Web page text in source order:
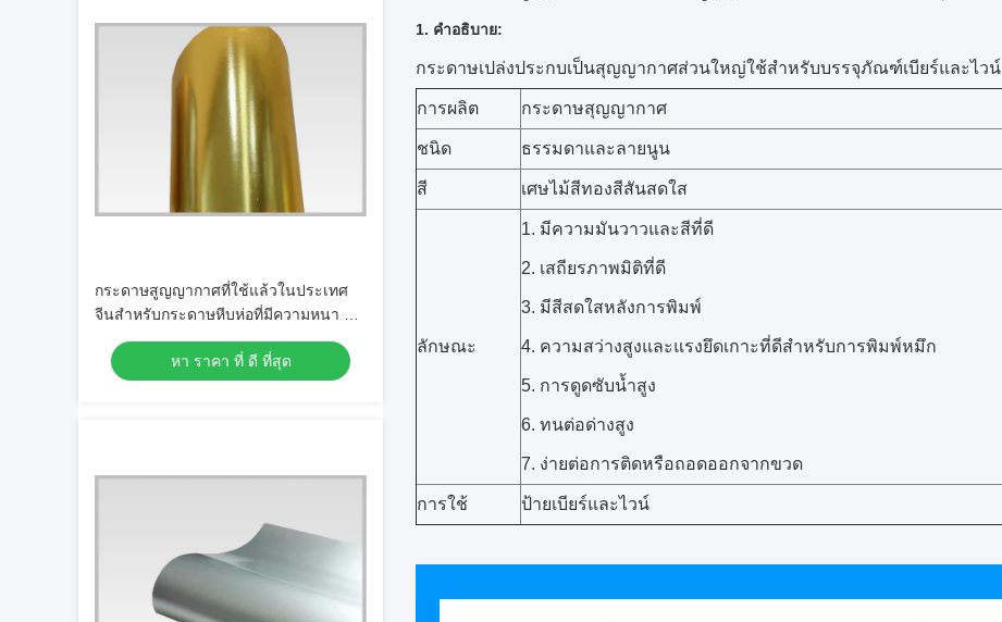
กระดาษสูญญากาศที่ใช้แล้วในประเทศ
จีนสำหรับกระดาษหีบห่อที่มีความหนา 68
มม. แผ่นกระดาษกันน้ำ
หา ราคา ที่ ดี ที่สุด
1. คำอธิบาย:
กระดาษเปล่งประกบเป็นสุญญากาศส่วนใหญ่ใช้สำหรับบรรจุภัณฑ์เบียร์และไวน์
การผลิต กระดาษสุญญากาศ
ชนิด ธรรมดาและลายนูน
สี เศษไม้สีทองสีสันสดใส
ลักษณะ
1. มีความมันวาวและสีที่ดี
2. เสถียรภาพมิติที่ดี
3. มีสีสดใสหลังการพิมพ์
4. ความสว่างสูงและแรงยึดเกาะที่ดีสำหรับการพิมพ์หมึก
5. การดูดซับน้ำสูง
6. ทนต่อด่างสูง
7. ง่ายต่อการติดหรือถอดออกจากขวด
การใช้ ป้ายเบียร์และไวน์